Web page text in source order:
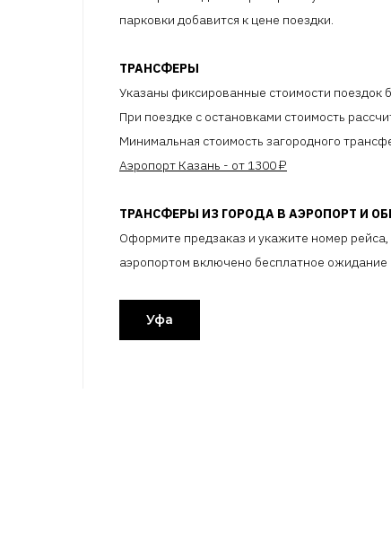
парковки добавится к цене поездки.
ТРАНСФЕРЫ
Указаны фиксированные стоимости поездок
При поездке с остановками стоимость
Минимальная стоимость загородного
Аэропорт Казань - от 1300 ₽
ТРАНСФЕРЫ ИЗ ГОРОДА В АЭРОПОРТ И
Оформите предзаказ и укажите номер
аэропортом включено бесплатное ожидание
Уфа